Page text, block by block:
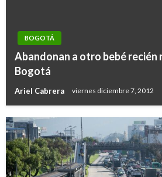
BOGOTÁ
Abandonan a otro bebé recién
Bogotá
Ariel Cabrera viernes diciembre 7, 2012